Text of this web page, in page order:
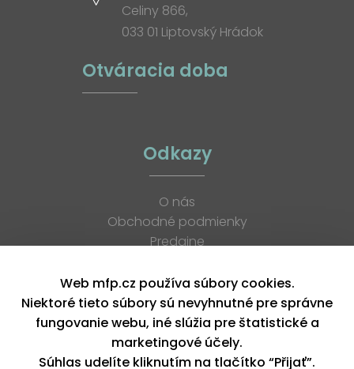
Celiny 866,
033 01 Liptovský Hrádok
Otváracia doba
Odkazy
O nás
Obchodné podmienky
Predajne
K stiahnutiu
Blog
Kontakt
Kariéra
XML feed
Web mfp.cz používa súbory cookies.
Niektoré tieto súbory sú nevyhnutné pre správne
fungovanie webu, iné slúžia pre štatistické a
marketingové účely.
Súhlas udelíte kliknutím na tlačítko “Přijať”.